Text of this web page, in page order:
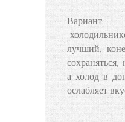
лучший,
сохраняться,
а холод в
ослабляет